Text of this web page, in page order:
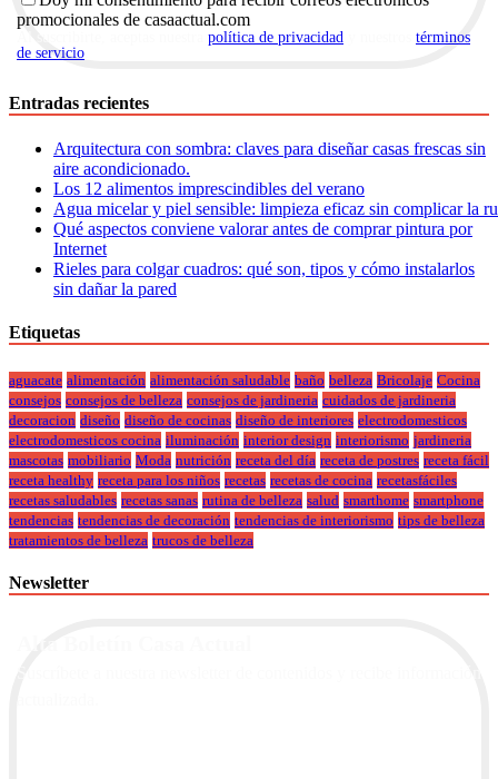
promocionales de casaactual.com
política de privacidad
términos
de servicio
Entradas recientes
Arquitectura con sombra: claves para diseñar casas frescas sin
aire acondicionado.
Los 12 alimentos imprescindibles del verano
Agua micelar y piel sensible: limpieza eficaz sin complicar la
Qué aspectos conviene valorar antes de comprar pintura por
Internet
Rieles para colgar cuadros: qué son, tipos y cómo instalarlos
sin dañar la pared
Etiquetas
aguacate alimentación alimentación saludable baño belleza Bricolaje Cocina
consejos consejos de belleza consejos de jardineria cuidados de jardineria
decoracion diseño diseño de cocinas diseño de interiores electrodomesticos
electrodomesticos cocina iluminación interior design interiorismo jardineria
mascotas mobiliario Moda nutrición receta del día receta de postres receta fácil
receta healthy receta para los niños recetas recetas de cocina recetasfáciles
recetas saludables recetas sanas rutina de belleza salud smarthome smartphone
tendencias tendencias de decoración tendencias de interiorismo tips de belleza
tratamientos de belleza trucos de belleza
Newsletter